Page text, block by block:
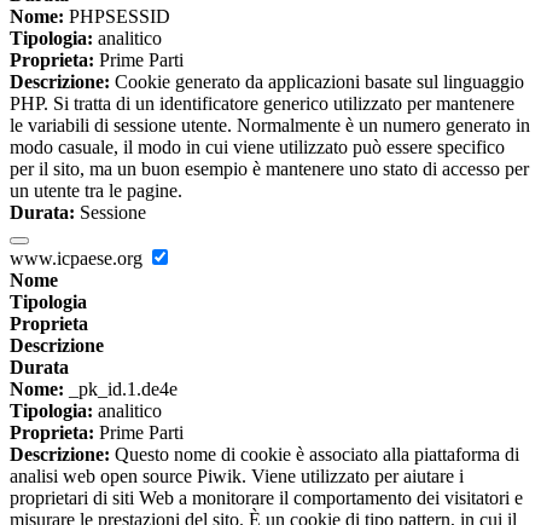
Nome: PHPSESSID
Tipologia: analitico
Proprieta: Prime Parti
Descrizione: Cookie generato da applicazioni basate sul linguaggio
PHP. Si tratta di un identificatore generico utilizzato per mantenere
le variabili di sessione utente. Normalmente è un numero generato in
modo casuale, il modo in cui viene utilizzato può essere specifico
per il sito, ma un buon esempio è mantenere uno stato di accesso per
un utente tra le pagine.
Durata: Sessione
www.icpaese.org
Nome
Tipologia
Proprieta
Descrizione
Durata
Nome: _pk_id.1.de4e
Tipologia: analitico
Proprieta: Prime Parti
Descrizione: Questo nome di cookie è associato alla piattaforma di
analisi web open source Piwik. Viene utilizzato per aiutare i
proprietari di siti Web a monitorare il comportamento dei visitatori e
misurare le prestazioni del sito. È un cookie di tipo pattern, in cui il